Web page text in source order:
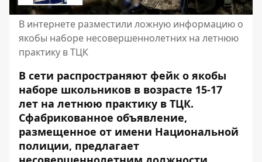
В интернете разместили ложную информацию о
якобы наборе несовершеннолетних на летнюю
практику в ТЦК
В сети распространяют фейк о якобы
наборе школьников в возрасте 15-17
лет на летнюю практику в ТЦК.
Сфабрикованное объявление,
размещенное от имени Национальной
полиции, предлагает